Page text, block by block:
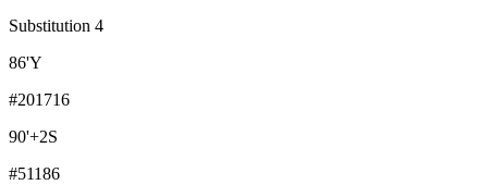
Substitution 4
86'Y
#201716
90'+2S
#51186